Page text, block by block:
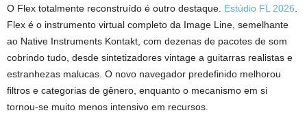
O Flex totalmente reconstruído é outro destaque. Estúdio FL 2026
Flex é o instrumento virtual completo da Image Line, semelhante
ao Native Instruments Kontakt, com dezenas de pacotes de som
cobrindo tudo, desde sintetizadores vintage a guitarras realistas e
estranhezas malucas. O novo navegador predefinido melhorou
filtros e categorias de gênero, enquanto o mecanismo em si
tornou-se muito menos intensivo em recursos.